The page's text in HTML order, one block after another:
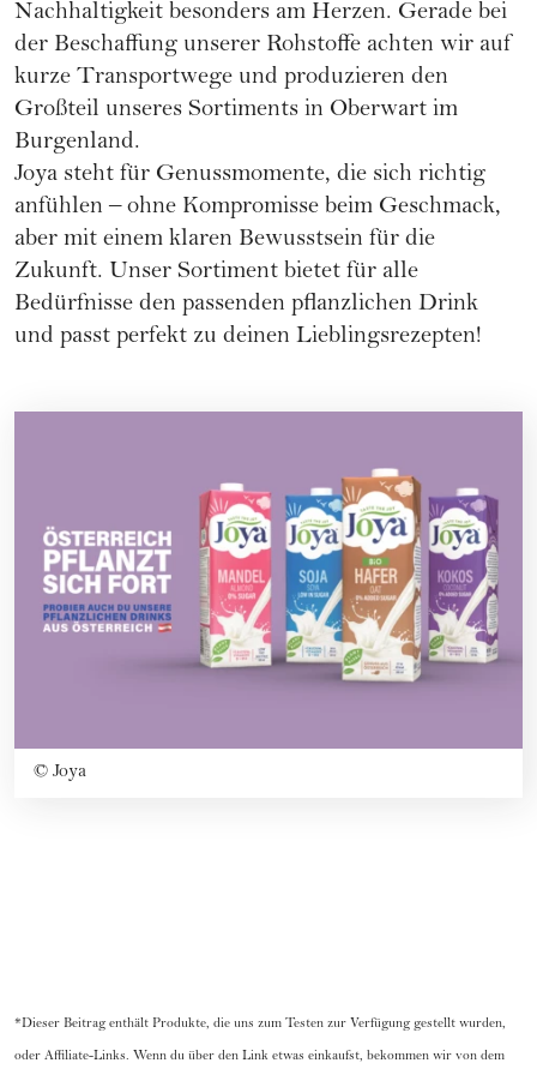
Nachhaltigkeit besonders am Herzen. Gerade bei
der Beschaffung unserer Rohstoffe achten wir auf
kurze Transportwege und produzieren den
Großteil unseres Sortiments in Oberwart im
Burgenland.
Joya steht für Genussmomente, die sich richtig
anfühlen – ohne Kompromisse beim Geschmack,
aber mit einem klaren Bewusstsein für die
Zukunft. Unser Sortiment bietet für alle
Bedürfnisse den passenden pflanzlichen Drink
und passt perfekt zu deinen Lieblingsrezepten!
© Joya
*Dieser Beitrag enthält Produkte, die uns zum Testen zur Verfügung gestellt wurden,
oder Affiliate-Links. Wenn du über den Link etwas einkaufst, bekommen wir von dem